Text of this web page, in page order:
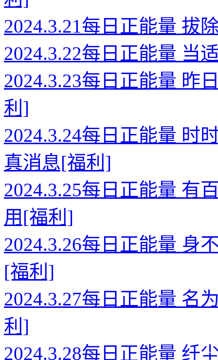
2024.3.21每日正能量 拔
2024.3.22每日正能量 当
2024.3.23每日正能量 昨
利]
2024.3.24每日正能量 时
真消息[福利]
2024.3.25每日正能量 有
用[福利]
2024.3.26每日正能量 身
[福利]
2024.3.27每日正能量 名
利]
2024.3.28每日正能量 纤